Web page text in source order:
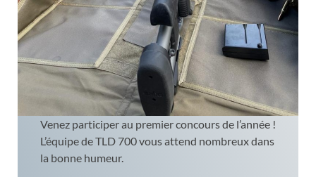
Venez participer au premier concours de l’année !
L’équipe de TLD 700 vous attend nombreux dans
la bonne humeur.